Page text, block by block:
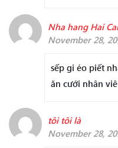
Nha hang Hai
November 28,
sếp gi éo piết
ăn cưới nhân
tôi tôi là
November 28,